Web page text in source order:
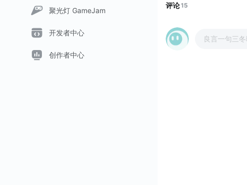
聚光灯 GameJam
开发者中心
创作者中心
评论15
良言一句三